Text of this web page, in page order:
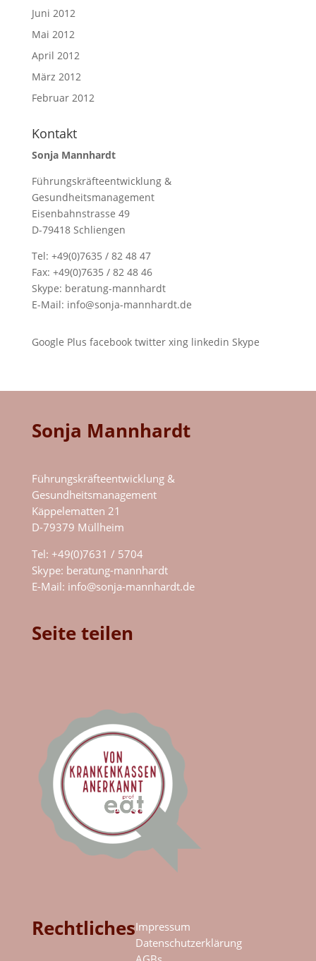
Juni 2012
Mai 2012
April 2012
März 2012
Februar 2012
Kontakt
Sonja Mannhardt
Führungskräfteentwicklung &
Gesundheitsmanagement
Eisenbahnstrasse 49
D-79418 Schliengen
Tel: +49(0)7635 / 82 48 47
Fax: +49(0)7635 / 82 48 46
Skype: beratung-mannhardt
E-Mail: info@sonja-mannhardt.de
Google Plus facebook twitter xing linkedin Skype
Sonja Mannhardt
Führungskräfteentwicklung &
Gesundheitsmanagement
Käppelematten 21
D-79379 Müllheim
Tel: +49(0)7631 / 5704
Skype: beratung-mannhardt
E-Mail: info@sonja-mannhardt.de
Seite teilen
RechtlichesImpressum
Datenschutzerklärung